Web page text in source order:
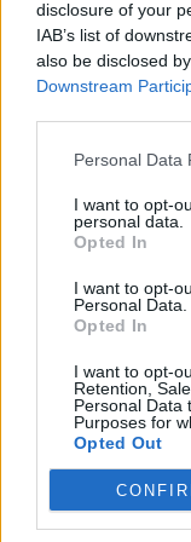
disclosure of your
IAB’s list of
also be disclosed
Downstream
Personal Data
I want to opt-
personal data.
Opted In
I want to opt-
Personal Data.
Opted In
I want to opt-
Retention,
Personal Data
Purposes for
Opted Out